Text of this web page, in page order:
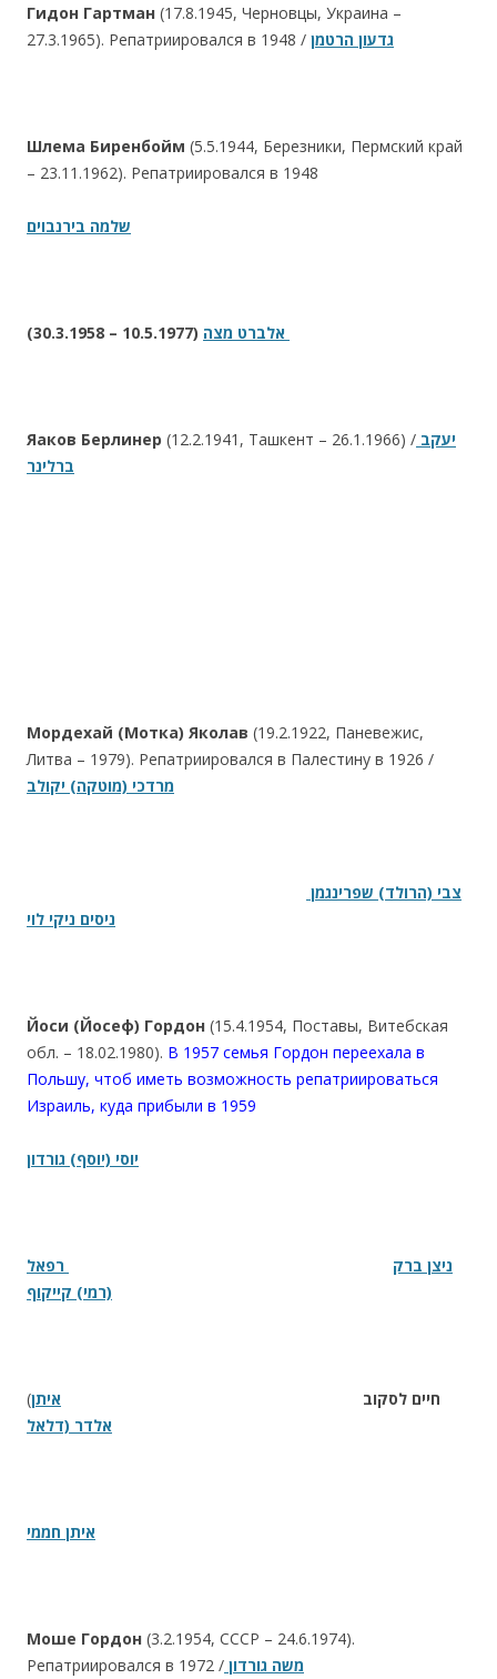
Гидон Гартман (17.8.1945, Черновцы, Украина –
27.3.1965). Репатриировался в 1948 / גדעון הרטמן
Шлема Биренбойм (5.5.1944, Березники, Пермский край
– 23.11.1962). Репатриировался в 1948
שלמה בירנבוים
(30.3.1958 – 10.5.1977)
Яаков Берлинер (12.2.1941, Ташкент – 26.1.1966) / יעקב
ברלינר
Мордехай (Мотка) Яколав (19.2.1922, Паневежис,
Литва – 1979). Репатриировался в Палестину в 1926 /
מרדכי (מוטקה) יקולב
צבי (הרולד) שפרינגמן
ניסים ניקי לוי
Йоси (Йосеф) Гордон (15.4.1954, Поставы, Витебская
обл. – 18.02.1980). В 1957 семья Гордон переехала в
Польшу, чтоб иметь возможность репатриироваться
Израиль, куда прибыли в 1959
יוסי (יוסף) גורדון
ניצן ברק
רפאל
(רמי) קייקוף
( חיים לסקוב
איתן
אלדר (דלאל
איתן חממי
Моше Гордон (3.2.1954, СССР – 24.6.1974).
Репатриировался в 1972 / משה גורדון